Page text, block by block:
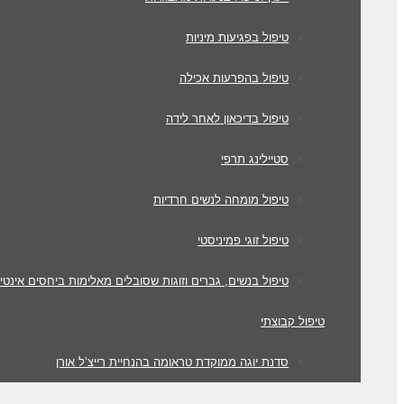
טיפול בפגיעות מיניות
טיפול בהפרעות אכילה
טיפול בדיכאון לאחר לידה
סטיילינג תרפי
טיפול מומחה לנשים חרדיות
טיפול זוגי פמיניסטי
טיפול בנשים, גברים וזוגות שסובלים מאלימות ביחסים
טיפול קבוצתי
סדנת יוגה ממוקדת טראומה בהנחיית רייצ’ל אורן